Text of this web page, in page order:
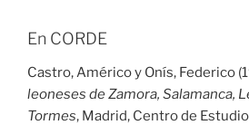
En CORDE
Castro, Américo y Onís, Federico
leoneses de Zamora, Salamanca,
Tormes, Madrid, Centro de